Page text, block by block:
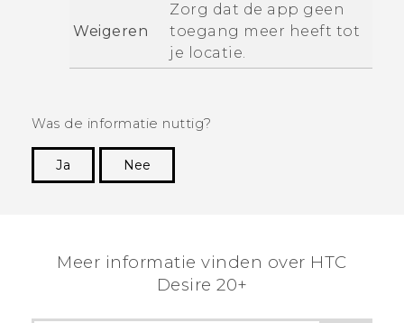
Weigeren
Zorg dat de app geen
toegang meer heeft tot
je locatie.
Was de informatie nuttig?
Ja
Nee
Meer informatie vinden over HTC
Desire 20+